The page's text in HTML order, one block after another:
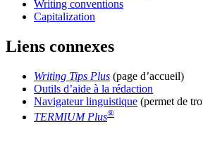
Writing conventions
Capitalization
Liens connexes
Writing Tips Plus (page d’accueil)
Outils d’aide à la rédaction
Navigateur linguistique (permet de
TERMIUM Plus®